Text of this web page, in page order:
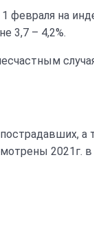
февраля на
3,7 – 4,2%.
а
2021г.